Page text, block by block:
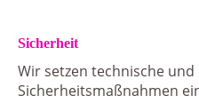
Sicherheit
Wir setzen technische
Sicherheitsmaßnahmen